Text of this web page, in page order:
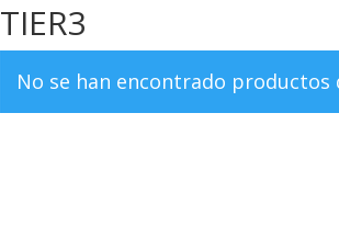
TIER3
No se han encontrado productos